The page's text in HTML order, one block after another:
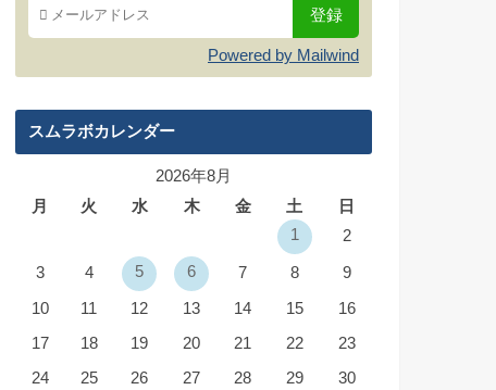
Powered by Mailwind
スムラボカレンダー
2026年8月
月
火 水 木 金 土
日
1
2
3 4 5 6 7 8 9
10 11 12 13 14 15
16
17
18 19 20 21 22
23
24
25 26 27 28 29
30